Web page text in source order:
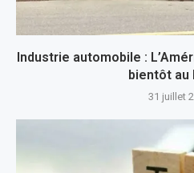
Industrie automobile :
bientôt au
31 juillet